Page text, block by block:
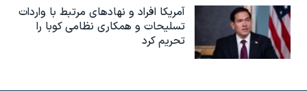
آمریکا افراد و نهادهای مرتبط با واردات
تسلیحات و همکاری نظامی کوبا را
تحریم کرد